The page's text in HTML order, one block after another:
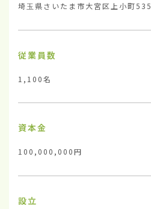
埼玉県さいたま市大宮区上小町535
従業員数
1,100名
資本金
100,000,000円
設立